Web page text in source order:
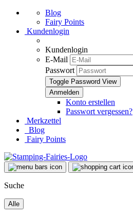
Blog
Fairy Points
Kundenlogin
Kundenlogin
E-Mail
Passwort
Toggle Password View
Konto erstellen
Passwort vergessen?
Merkzettel
Blog
Fairy Points
Suche
Alle